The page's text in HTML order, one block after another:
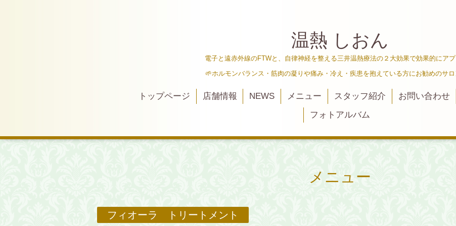
温熱 しおん
電子と遠赤外線のFTWと、自律神経を整える三井温熱療法の２大効果で効果的にア
🌱ホルモンバランス・筋肉の凝りや痛み・冷え・疾患を抱えている方にお勧めのサ
トップページ 店舗情報 NEWS メニュー スタッフ紹介 お問い合わせ
フォトアルバム
メニュー
フィオーラ トリートメント